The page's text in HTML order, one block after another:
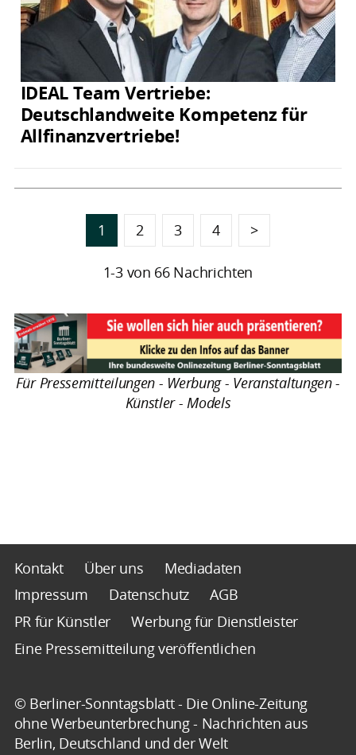
IDEAL Team Vertriebe:
Deutschlandweite Kompetenz für
Allfinanzvertriebe!
1 2 3 4 >
1-3 von 66 Nachrichten
Für Pressemitteilungen - Werbung - Veranstaltungen -
Künstler - Models
Kontakt Über uns
Mediadaten
Impressum
Datenschutz
AGB
PR für Künstler
Werbung für Dienstleister
Eine Pressemitteilung veröffentlichen
© Berliner-Sonntagsblatt - Die Online-Zeitung
ohne Werbeunterbrechung - Nachrichten aus
Berlin, Deutschland und der Welt